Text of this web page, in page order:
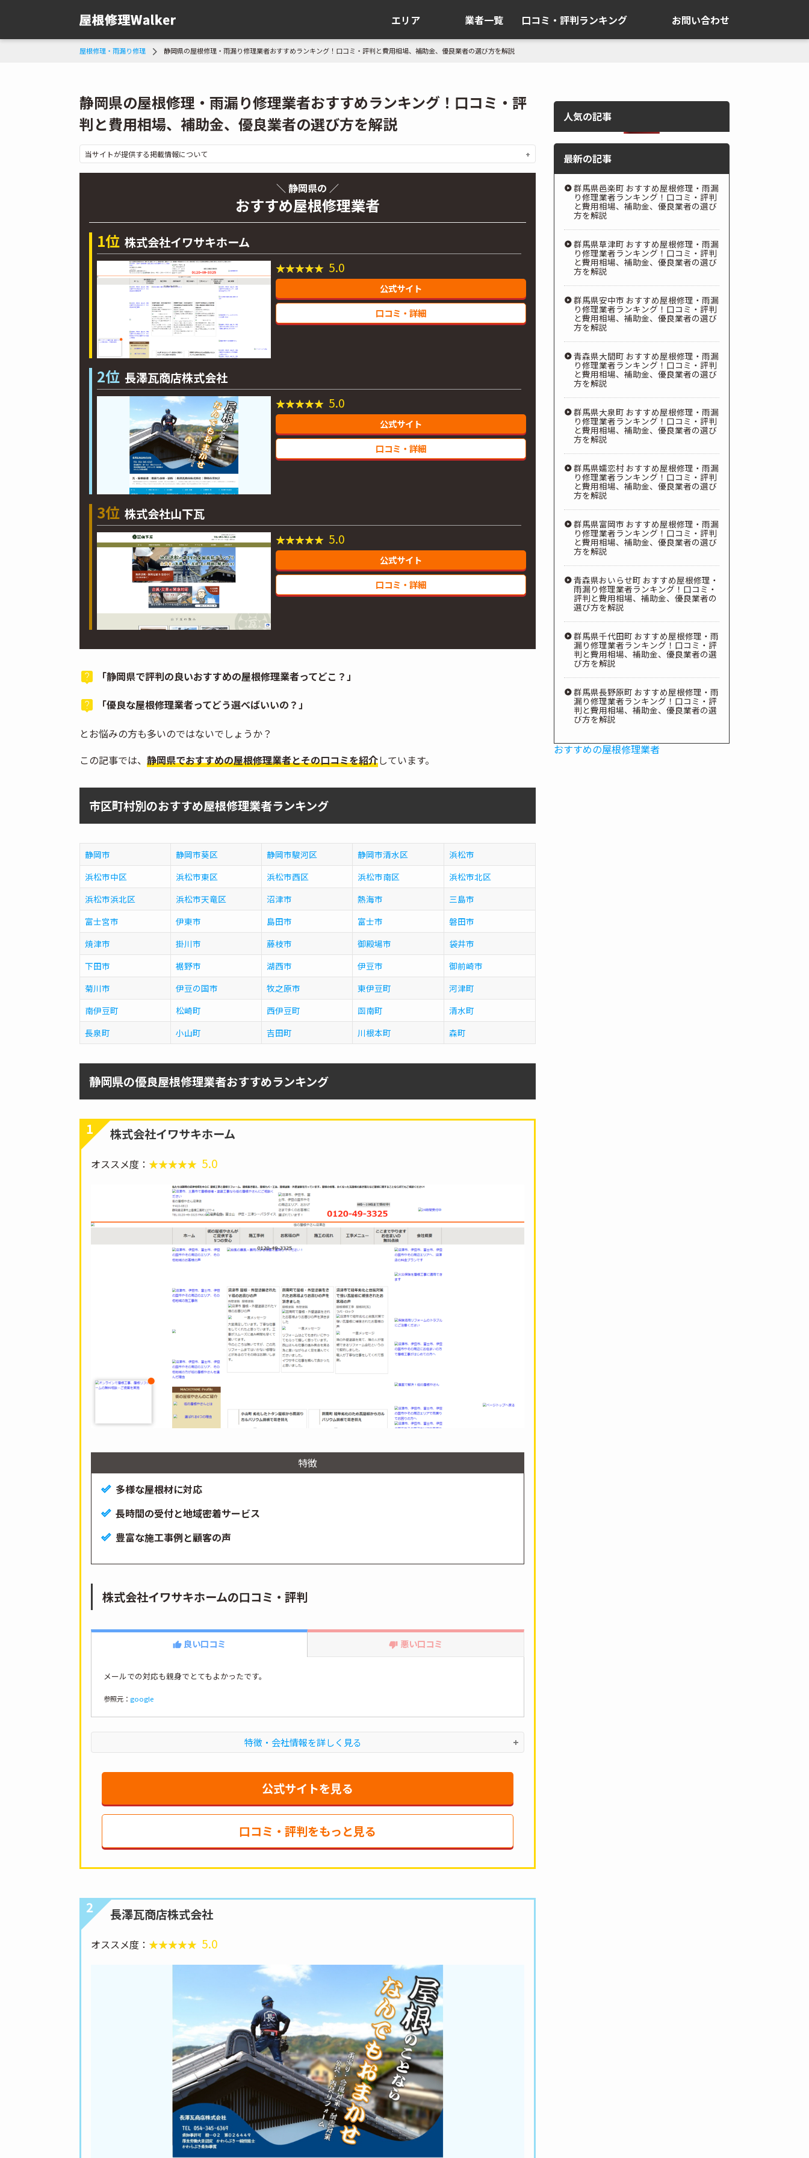
エリア 業者一覧 口コミ・評判ランキング お問い合わせ
屋根修理・雨漏り修理 静岡県の屋根修理・雨漏り修理業者おすすめランキング！口コミ・評判と費用相場、補助金、優良業者の選び方を解説
静岡県の屋根修理・雨漏り修理業者おすすめランキング！口コミ・評
判と費用相場、補助金、優良業者の選び方を解説
当サイトが提供する掲載情報について
＼ 静岡県の ／
おすすめ屋根修理業者
1位 株式会社イワサキホーム
5.0
公式サイト
口コミ・詳細
2位 長澤瓦商店株式会社
5.0
公式サイト
口コミ・詳細
3位 株式会社山下瓦
5.0
公式サイト
口コミ・詳細
「静岡県で評判の良いおすすめの屋根修理業者ってどこ？」
「優良な屋根修理業者ってどう選べばいいの？」
とお悩みの方も多いのではないでしょうか？
この記事では、 静岡県でおすすめの屋根修理業者とその口コミを紹介しています。
市区町村別のおすすめ屋根修理業者ランキング
静岡市 静岡市葵区 静岡市駿河区 静岡市清水区
浜松市
浜松市中区
浜松市東区 浜松市西区 浜松市南区
浜松市北区
浜松市浜北区
浜松市天竜区 沼津市 熱海市
三島市
富士宮市
伊東市 島田市 富士市
磐田市
焼津市
掛川市 藤枝市 御殿場市
袋井市
下田市
裾野市 湖西市 伊豆市
御前崎市
菊川市
伊豆の国市 牧之原市 東伊豆町
河津町
南伊豆町
松崎町 西伊豆町 函南町
清水町
長泉町
小山町 吉田町 川根本町 森町
静岡県の優良屋根修理業者おすすめランキング
1 株式会社イワサキホーム
オススメ度： 5.0
特徴
多様な屋根材に対応
長時間の受付と地域密着サービス
豊富な施工事例と顧客の声
株式会社イワサキホームの口コミ・評判
良い口コミ 悪い口コミ
メールでの対応も親身でとてもよかったです。
参照元： google
特徴・会社情報を詳しく見る
公式サイトを見る
口コミ・評判をもっと見る
2 長澤瓦商店株式会社
オススメ度： 5.0
人気の記事
最新の記事
群馬県邑楽町 おすすめ屋根修理・雨漏
り修理業者ランキング！口コミ・評判
と費用相場、補助金、優良業者の選び
方を解説
群馬県草津町 おすすめ屋根修理・雨漏
り修理業者ランキング！口コミ・評判
と費用相場、補助金、優良業者の選び
方を解説
群馬県安中市 おすすめ屋根修理・雨漏
り修理業者ランキング！口コミ・評判
と費用相場、補助金、優良業者の選び
方を解説
青森県大間町 おすすめ屋根修理・雨漏
り修理業者ランキング！口コミ・評判
と費用相場、補助金、優良業者の選び
方を解説
群馬県大泉町 おすすめ屋根修理・雨漏
り修理業者ランキング！口コミ・評判
と費用相場、補助金、優良業者の選び
方を解説
群馬県嬬恋村 おすすめ屋根修理・雨漏
り修理業者ランキング！口コミ・評判
と費用相場、補助金、優良業者の選び
方を解説
群馬県富岡市 おすすめ屋根修理・雨漏
り修理業者ランキング！口コミ・評判
と費用相場、補助金、優良業者の選び
方を解説
青森県おいらせ町 おすすめ屋根修理・
雨漏り修理業者ランキング！口コミ・
評判と費用相場、補助金、優良業者の
選び方を解説
群馬県千代田町 おすすめ屋根修理・雨
漏り修理業者ランキング！口コミ・評
判と費用相場、補助金、優良業者の選
び方を解説
群馬県長野原町 おすすめ屋根修理・雨
漏り修理業者ランキング！口コミ・評
判と費用相場、補助金、優良業者の選
び方を解説
おすすめの屋根修理業者